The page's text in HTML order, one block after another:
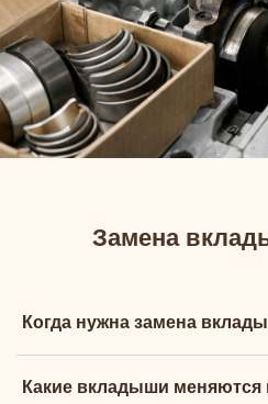
Алматы — СТО
масла, дефектовка, разборка
коленвала. Работаем с LADA
Замена
Когда нужна замена
Какие вкладыши меняются